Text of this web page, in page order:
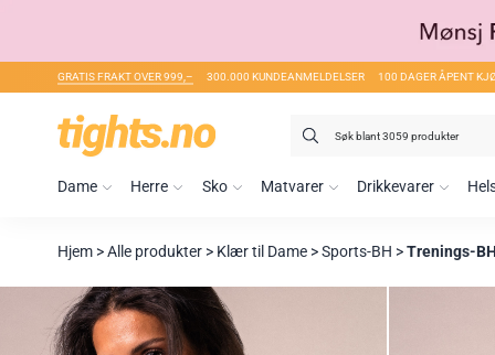
GRATIS FRAKT OVER 999,– 300.000 KUNDEANMELDELSER 100 DAGER ÅPENT
Søk
Dame Herre Sko Matvarer Drikkevarer
Hjem >Alle produkter > Klær til Dame >Sports-BH >Trenings-BH